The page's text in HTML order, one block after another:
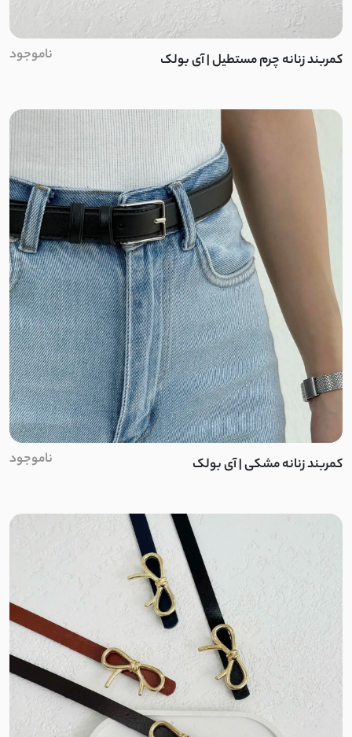
کرپ بنگال
دورس فیتیله
دورس طرح بافت
قلاب بافی
نخ وول
لیزری
کتان استانبول
فلامنت
بوکله
مراکشی پاییزه
شنل
مخمل کبریتی
مخمل حوله ای
بارانی ضدآب
کمربند زنانه چرم مستطیل | آی بولک ناموجود
کمربند زنانه مشکی | آی بولک ناموجود